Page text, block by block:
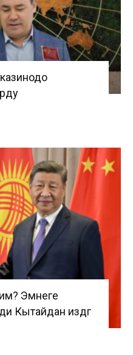
Эмнеге
Кытайдан издөөгө